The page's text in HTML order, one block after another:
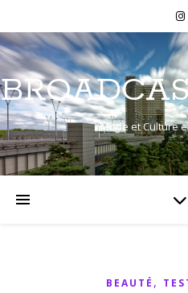
Mode et Culture
BEAUTÉ ,